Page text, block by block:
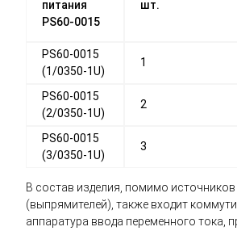
питания
PS60-0015
шт.
PS60-0015
(1/0350-1U)
1
PS60-0015
(2/0350-1U)
2
PS60-0015
(3/0350-1U)
3
В состав изделия, помимо источников
(выпрямителей), также входит
аппаратура ввода переменного тока,